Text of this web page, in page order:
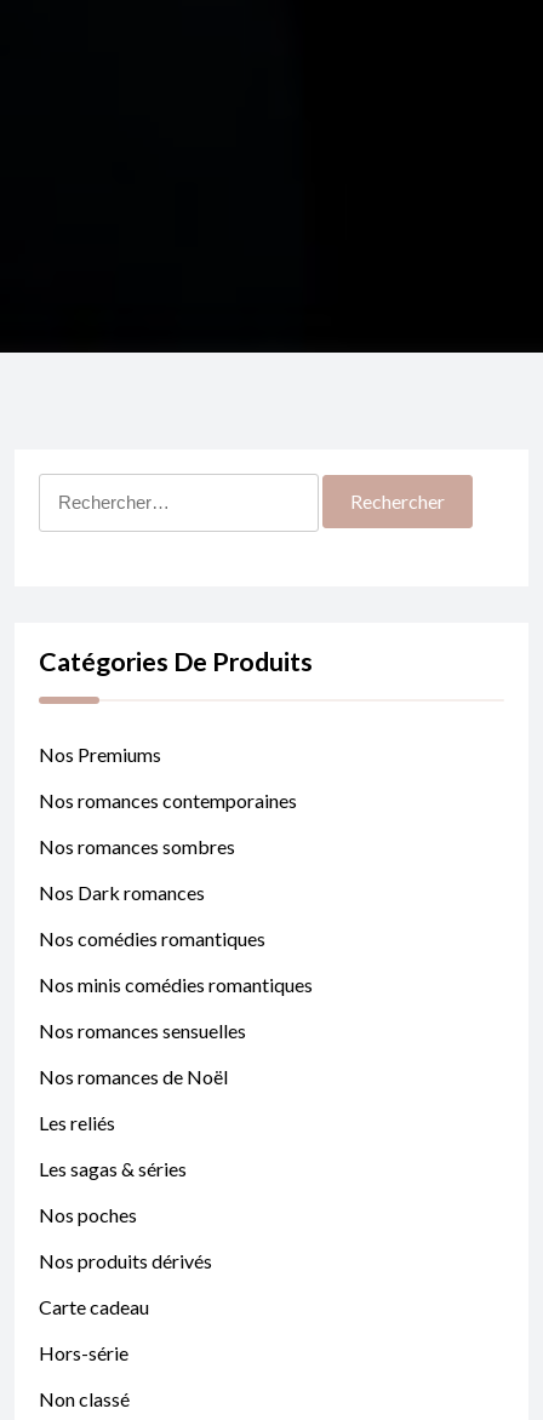
Catégories De Produits
Nos Premiums
Nos romances contemporaines
Nos romances sombres
Nos Dark romances
Nos comédies romantiques
Nos minis comédies romantiques
Nos romances sensuelles
Nos romances de Noël
Les reliés
Les sagas & séries
Nos poches
Nos produits dérivés
Carte cadeau
Hors-série
Non classé